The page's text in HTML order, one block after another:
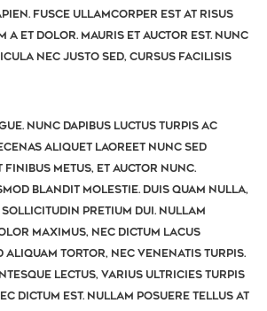
Fusce ullamcorper est at risus
a et dolor. Mauris et auctor est. Nunc
nec justo sed, cursus facilisis
Nunc dapibus luctus turpis ac
aliquet laoreet nunc sed
finibus metus, et auctor nunc.
blandit molestie. Duis quam nulla,
sollicitudin pretium dui. Nullam
maximus, nec dictum lacus
aliquam tortor, nec venenatis turpis.
lectus, varius ultricies turpis
dictum est. Nullam posuere tellus at